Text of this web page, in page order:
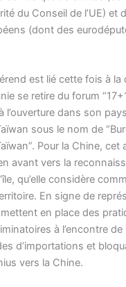
du Conseil de l’UE) et
(dont des
est lié cette fois à la
se retire du forum
dans son
sous le nom de
Pour la Chine, cet
avant vers la
qu’elle considère
En signe de
en place des
à l’encontre de
d’importations et
vers la Chine.